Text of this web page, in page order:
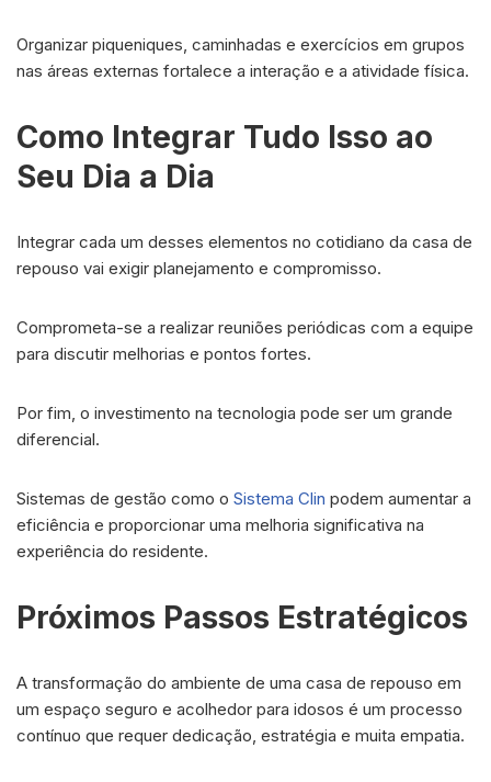
Organizar piqueniques, caminhadas e exercícios em grupos
nas áreas externas fortalece a interação e a atividade física.
Como Integrar Tudo Isso ao
Seu Dia a Dia
Integrar cada um desses elementos no cotidiano da casa de
repouso vai exigir planejamento e compromisso.
Comprometa-se a realizar reuniões periódicas com a equipe
para discutir melhorias e pontos fortes.
Por fim, o investimento na tecnologia pode ser um grande
diferencial.
Sistemas de gestão como o Sistema Clin podem aumentar a
eficiência e proporcionar uma melhoria significativa na
experiência do residente.
Próximos Passos Estratégicos
A transformação do ambiente de uma casa de repouso em
um espaço seguro e acolhedor para idosos é um processo
contínuo que requer dedicação, estratégia e muita empatia.